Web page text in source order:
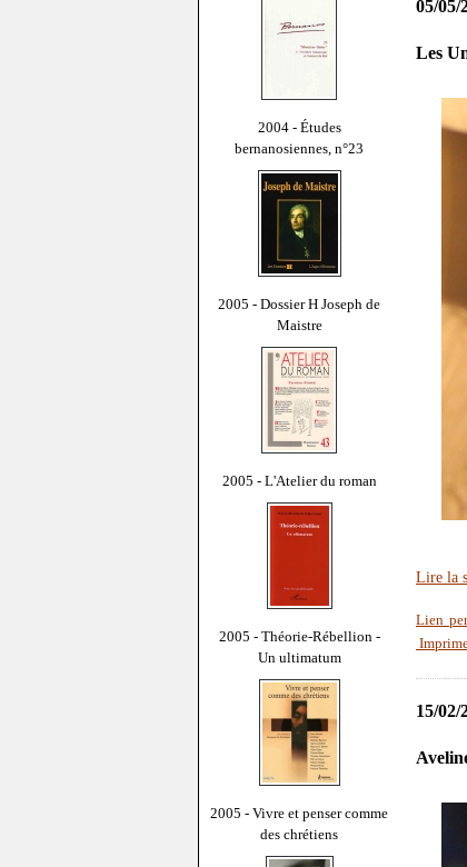
2004 - Études
bernanosiennes, n°23
2005 - Dossier H Joseph de
Maistre
2005 - L'Atelier du roman
2005 - Théorie-Rébellion -
Un ultimatum
2005 - Vivre et penser comme
des chrétiens
05/05/
Les
Lire la
Lien
15/02/